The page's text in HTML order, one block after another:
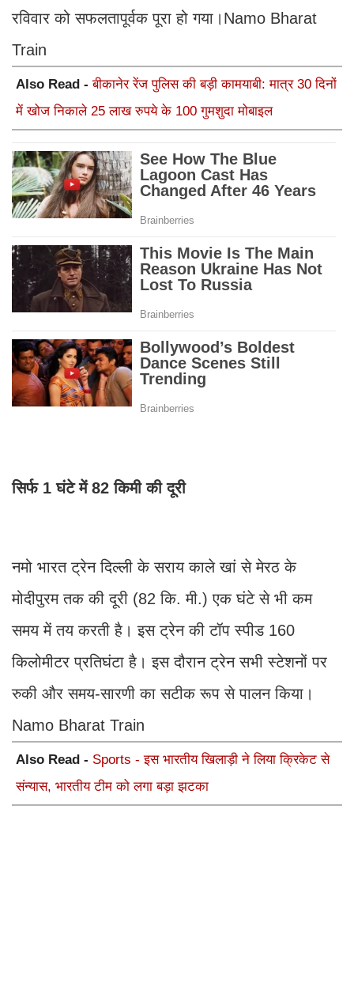
रविवार को सफलतापूर्वक पूरा हो गया।Namo Bharat
Train
Also Read -बीकानेर रेंज पुलिस की बड़ी कामयाबी: मात्र 30 दिनों
में खोज निकाले 25 लाख रुपये के 100 गुमशुदा मोबाइल
सिर्फ 1 घंटे में 82 किमी की दूरी
नमो भारत ट्रेन दिल्ली के सराय काले खां से मेरठ के
मोदीपुरम तक की दूरी (82 कि. मी.) एक घंटे से भी कम
समय में तय करती है। इस ट्रेन की टॉप स्पीड 160
किलोमीटर प्रतिघंटा है। इस दौरान ट्रेन सभी स्टेशनों पर
रुकी और समय-सारणी का सटीक रूप से पालन किया।
Namo Bharat Train
Also Read - Sports - इस भारतीय खिलाड़ी ने लिया क्रिकेट से
संन्यास, भारतीय टीम को लगा बड़ा झटका